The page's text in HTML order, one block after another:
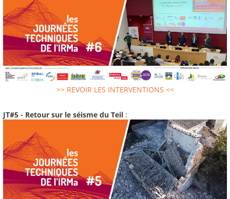
>> REVOIR LES INTERVENTIONS <<
JT#5 - Retour sur le séisme du Teil :